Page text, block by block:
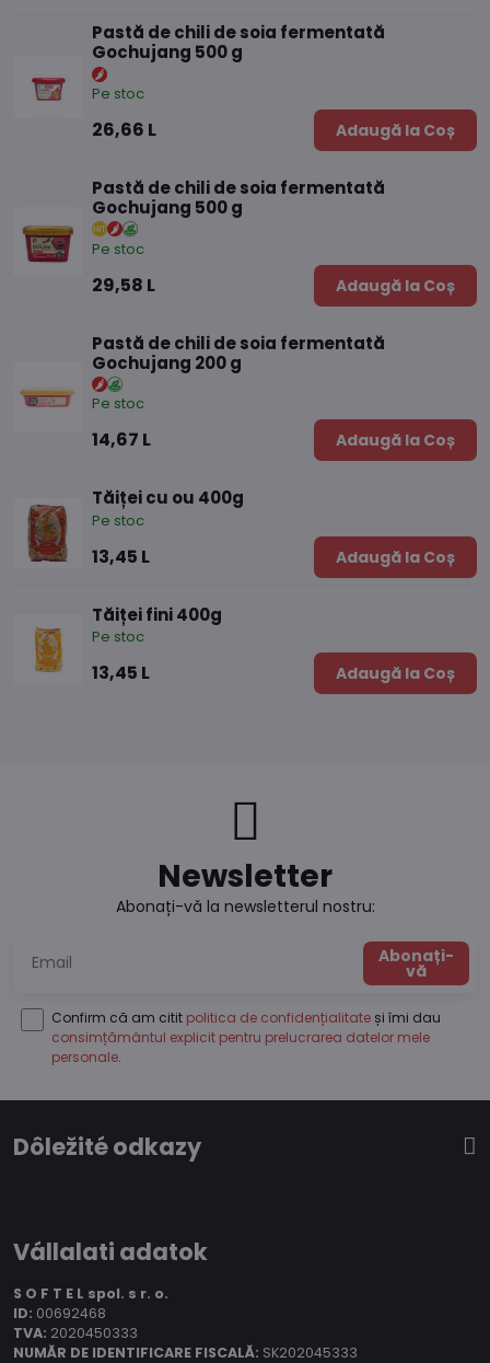
Pastă de chili de soia fermentată
Gochujang 500 g
Pe stoc
26,66 L Adaugă la Coș
Pastă de chili de soia fermentată
Gochujang 500 g
Pe stoc
29,58 L Adaugă la Coș
Pastă de chili de soia fermentată
Gochujang 200 g
Pe stoc
14,67 L Adaugă la Coș
Tăiței cu ou 400g
Pe stoc
13,45 L Adaugă la Coș
Tăiței fini 400g
Pe stoc
13,45 L Adaugă la Coș
Newsletter
Abonați-vă la newsletterul nostru:
Abonați-
vă
Confirm că am citit politica de confidențialitate și îmi dau
consimțământul explicit pentru prelucrarea datelor mele
personale.
Dôležité odkazy
Vállalati adatok
S O F T E L spol. s r. o.
ID: 00692468
TVA: 2020450333
NUMĂR DE IDENTIFICARE FISCALĂ: SK202045333